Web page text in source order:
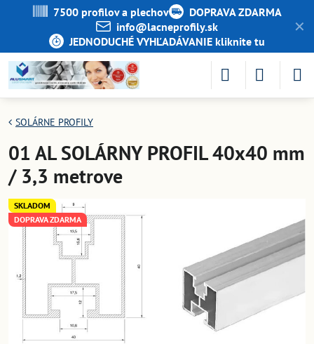
✕
7500 profilov a plechov
DOPRAVA ZDARMA
info​@lacneprofily​.sk
JEDNODUCHÉ VYHĽADÁVANIE kliknite tu
SKLADOM
DOPRAVA ZDARMA
SOLÁRNE PROFILY
01 AL SOLÁRNY PROFIL 40x40 mm
/ 3,3 metrove